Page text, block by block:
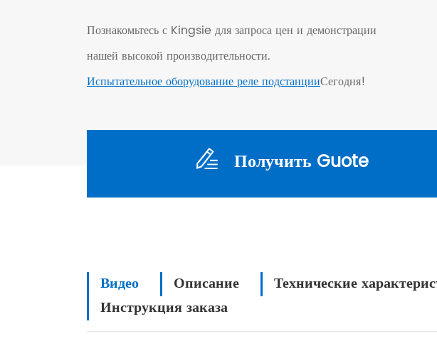
Познакомьтесь с Kingsie для запроса цен и демонстрации
нашей высокой производительности.
Испытательное оборудование реле подстанцииСегодня!
Получить Guote
Видео Описание Технические
Инструкция заказа